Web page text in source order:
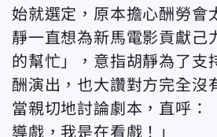
始就選定，原本擔心酬勞會
靜一直想為新馬電影貢獻己
的幫忙」，意指胡靜為了支
酬演出，也大讚對方完全沒
當親切地討論劇本，直呼：
導戲，我是在看戲！」